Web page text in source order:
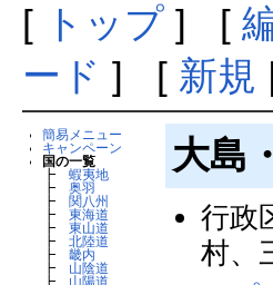
[ トップ] [
ード ] [ 新規 |
簡易メニュー
キャンペーン
国の一覧
┣蝦夷地
┣奥羽
┣ 関八州
┣東海道
┣東山道
┣北陸道
┣畿内
┣ 山陰道
┣ 山陽道
大島
行政
村、